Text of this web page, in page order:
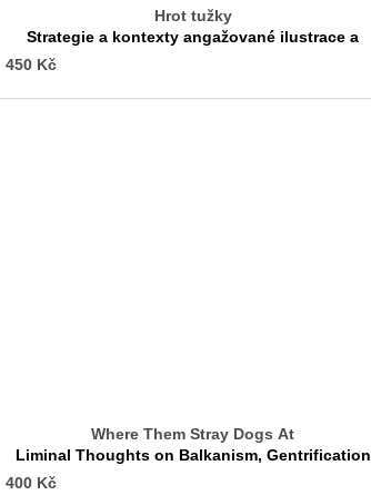
Hrot tužky
Strategie a kontexty angažované ilustrace a
450 Kč
Where Them Stray Dogs At
Liminal Thoughts on Balkanism, Gentrification
400 Kč